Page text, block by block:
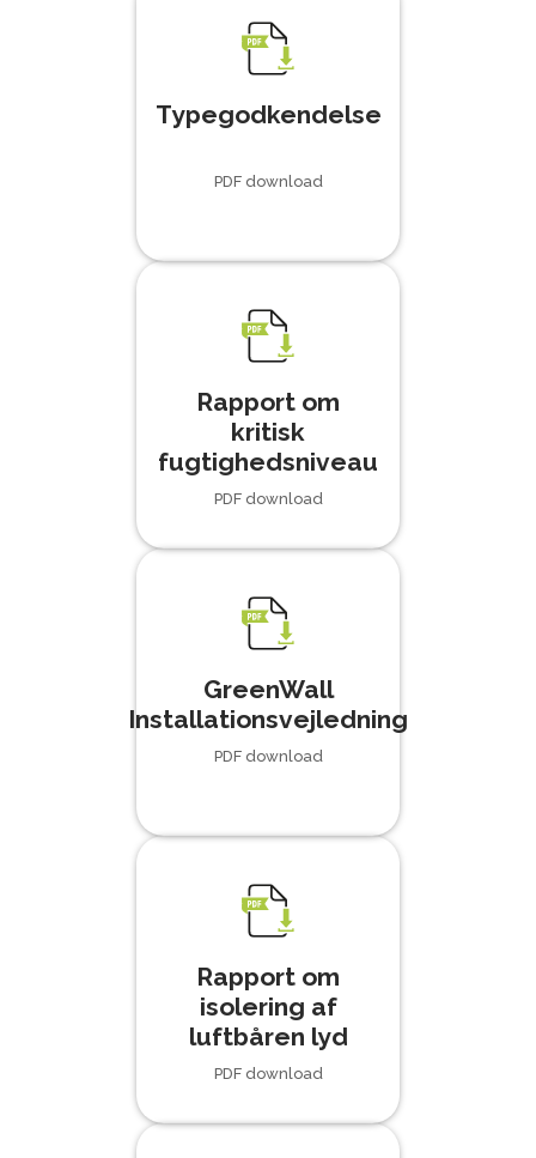
Typegodkendelse
PDF download
Rapport om
kritisk
fugtighedsniveau
PDF download
GreenWall
Installationsvejledning
PDF download
Rapport om
isolering af
luftbåren lyd
PDF download